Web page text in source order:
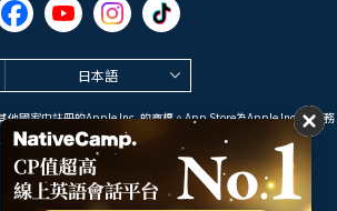
日本語
他國家中註冊的Apple Inc. 的商標。App Store為Apple Inc. 的服務
標誌。
Google Play是 Google LLC 的商標。
Copyright © 2026 線上英語會話